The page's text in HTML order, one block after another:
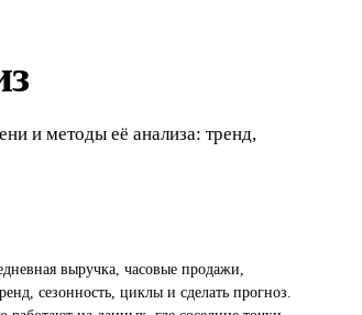
и методы её анализа: тренд,
выручка, часовые продажи,
сезонность, циклы и сделать прогноз.